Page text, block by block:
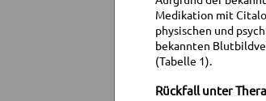
Medikation mit
physischen und
bekannten
(Tabelle 1).
Rückfall unter